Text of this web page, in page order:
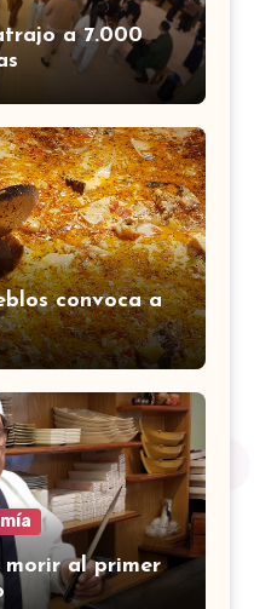
a 7.000
convoca a
morir al primer